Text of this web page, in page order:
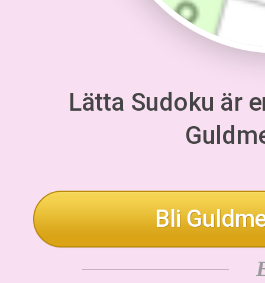
Lätta Sudoku är
Bli